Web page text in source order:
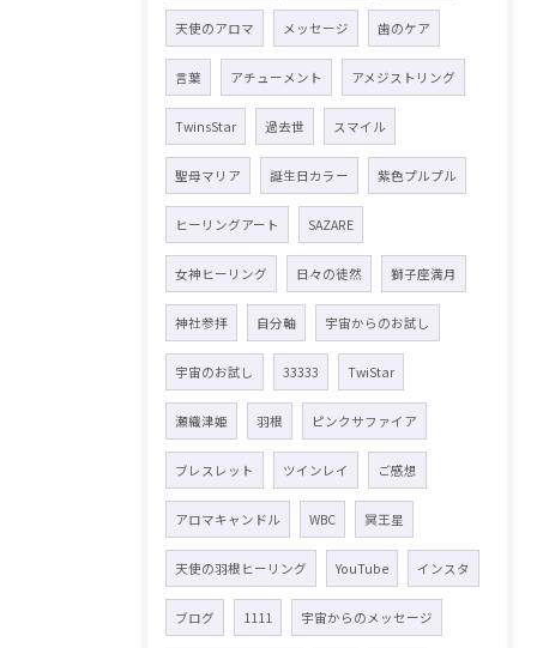
天使のアロマ メッセージ 歯のケア
言葉 アチューメント アメジストリング
TwinsStar 過去世 スマイル
聖母マリア 誕生日カラー 紫色プルプル
ヒーリングアート SAZARE
女神ヒーリング 日々の徒然 獅子座満月
神社参拝 自分軸 宇宙からのお試し
宇宙のお試し 33333 TwiStar
瀬織津姫 羽根 ピンクサファイア
ブレスレット ツインレイ ご感想
アロマキャンドル WBC 冥王星
天使の羽根ヒーリング YouTube インスタ
ブログ 1111 宇宙からのメッセージ